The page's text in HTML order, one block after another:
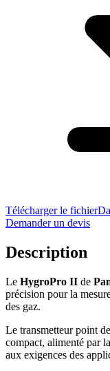
Télécharger le fichier
Demander un devis
Description
Le HygroPro II de
précision pour la
des gaz.
Le transmetteur point
compact, alimenté par
aux exigences des